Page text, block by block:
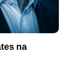
na